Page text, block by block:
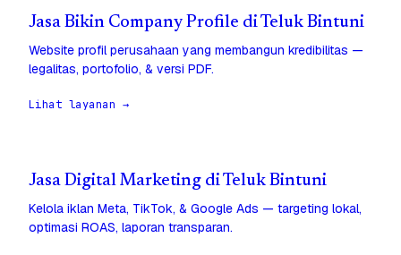
Jasa Bikin Company Profile di Teluk Bintuni
Website profil perusahaan yang membangun kredibilitas —
legalitas, portofolio, & versi PDF.
Lihat layanan →
Jasa Digital Marketing di Teluk Bintuni
Kelola iklan Meta, TikTok, & Google Ads — targeting lokal,
optimasi ROAS, laporan transparan.